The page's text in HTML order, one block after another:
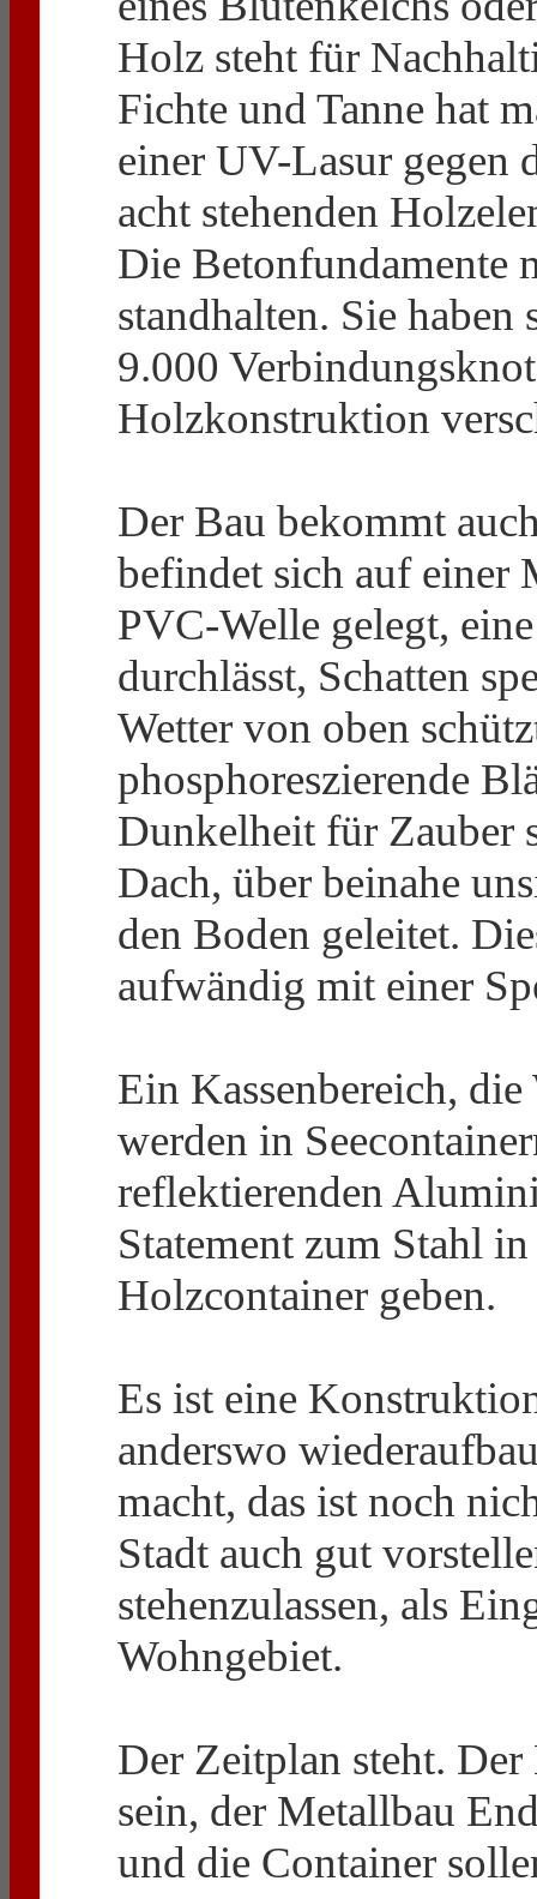
Holz steht für
Fichte und Tanne hat
einer UV-Lasur gegen
acht stehenden
Die Betonfundamente
standhalten. Sie
9.000
Holzkonstruktion
Der Bau bekommt
befindet sich auf einer
PVC-Welle gelegt,
durchlässt, Schatten
Wetter von oben
phosphoreszierende
Dunkelheit für Zauber
Dach, über beinahe
den Boden geleitet.
aufwändig mit einer
Ein Kassenbereich,
werden in
reflektierenden
Statement zum Stahl
Holzcontainer geben.
Es ist eine
anderswo
macht, das ist noch
Stadt auch gut
stehenzulassen, als
Wohngebiet.
Der Zeitplan steht.
sein, der Metallbau
und die Container